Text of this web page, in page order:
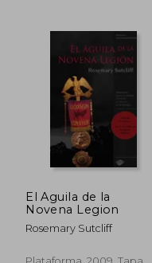
El Aguila de la
Novena Legion
Rosemary Sutcliff